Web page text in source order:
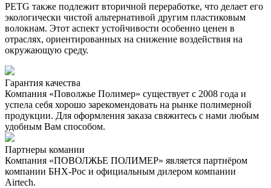
PETG также подлежит вторичной переработке, что делает его
экологически чистой альтернативой другим пластиковым
волокнам. Этот аспект устойчивости особенно ценен в
отраслях, ориентированных на снижение воздействия на
окружающую среду.
Гарантия качества
Компания «Поволжье Полимер» существует с 2008 года и
успела себя хорошо зарекомендовать на рынке полимерной
продукции. Для оформления заказа свяжитесь с нами любым
удобным Вам способом.
Партнеры комании
Компания «ПОВОЛЖЬЕ ПОЛИМЕР» является партнёром
компании БНХ-Рос и официальным дилером компании
Airtech.